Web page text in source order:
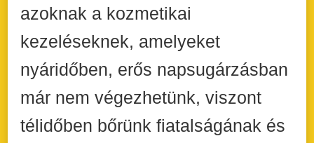
azoknak a kozmetikai
kezeléseknek, amelyeket
nyáridőben, erős napsugárzásban
már nem végezhetünk, viszont
télidőben bőrünk fiatalságának és